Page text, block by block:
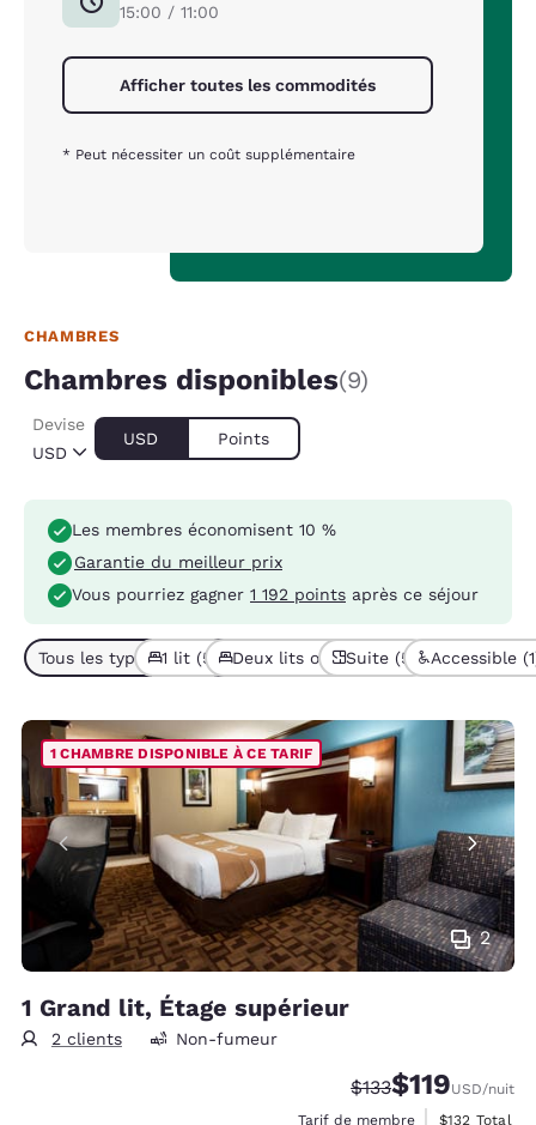
15:00 / 11:00
Afficher toutes les commodités
* Peut nécessiter un coût supplémentaire
CHAMBRES
Chambres disponibles(9)
USD
Devise
USD Points
Les membres économisent 10 %
Garantie du meilleur prix
Vous pourriez gagner 1 192 points après ce séjour
Tous les types de chambres (9)
1 lit (5) Deux lits ou plus (4)
Suite (5) Accessible
2
1 CHAMBRE DISPONIBLE À CE TARIF
1 Grand lit, Étage supérieur
2 clients Non-fumeur
Tarif barré :
$133Tarif réduit :
$119USD/nuit
Tarif de membre
Afficher les
$132 Total